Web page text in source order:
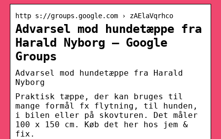
http s://groups.google.com › zAElaVqrhco
Advarsel mod hundetæppe fra
Harald Nyborg – Google
Groups
Advarsel mod hundetæppe fra Harald
Nyborg
Praktisk tæppe, der kan bruges til
mange formål fx flytning, til hunden,
i bilen eller på skovturen. Det måler
100 x 150 cm. Køb det her hos jem &
fix.